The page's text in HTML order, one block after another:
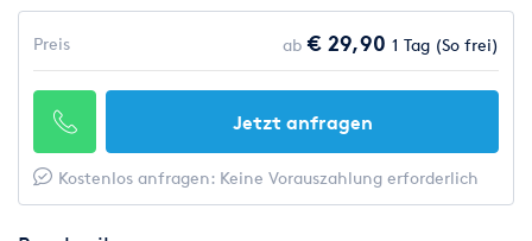
Preis ab € 29,90 1 Tag (So frei)
Jetzt anfragen
Kostenlos anfragen: Keine Vorauszahlung erforderlich